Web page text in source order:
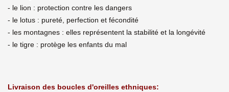
- le lion : protection contre les dangers
- le lotus : pureté, perfection et fécondité
- les montagnes : elles représentent la stabilité et la longévité
- le tigre : protège les enfants du mal
Livraison des boucles d'oreilles ethniques: